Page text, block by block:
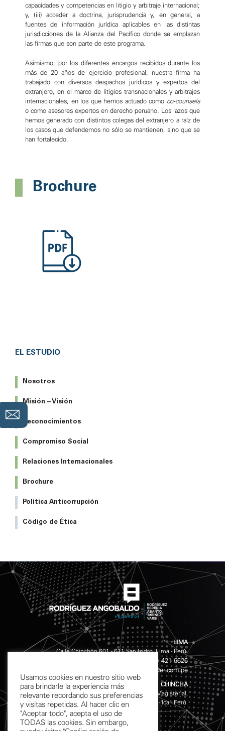
capacidades y competencias en litigio y arbitraje internacional;
y, (iii) acceder a doctrina, jurisprudencia y, en general, a
fuentes de información jurídica aplicables en las distintas
jurisdicciones de la Alianza del Pacífico donde se emplazan
las firmas que son parte de este programa.
Asimismo, por los diferentes encargos recibidos durante los
más de 20 años de ejercicio profesional, nuestra firma ha
trabajado con diversos despachos jurídicos y expertos del
extranjero, en el marco de litigios transnacionales y arbitrajes
internacionales, en los que hemos actuado como co-counsels
o como asesores expertos en derecho peruano. Los lazos que
hemos generado con distintos colegas del extranjero a raíz de
los casos que defendemos no sólo se mantienen, sino que se
han fortalecido.
Brochure
EL ESTUDIO
Nosotros
Misión – Visión
Reconocimientos
Compromiso Social
Relaciones Internacionales
Brochure
Política Anticorrupción
Código de Ética
LIMA
Calle Chinchón 601 - 611 San Isidro, Lima - Perú.
(511) 421 6626
info@er.com.pe
CHINCHA
Av. Garcilazo de la Vega S/N, Mz. D Lote 10, Urb. Magisterial,
Chincha Alta - Ica - Perú.
Usamos cookies en nuestro sitio web
para brindarle la experiencia más
relevante recordando sus preferencias
y visitas repetidas. Al hacer clic en
"Aceptar todo", acepta el uso de
TODAS las cookies. Sin embargo,